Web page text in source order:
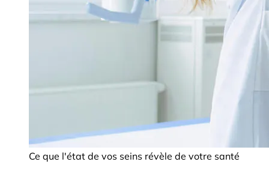
Ce que l'état de vos seins révèle de votre santé